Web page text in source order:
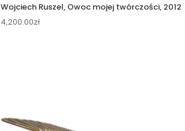
Wojciech Ruszel, Owoc mojej twórczości, 2012
4,200.00zł